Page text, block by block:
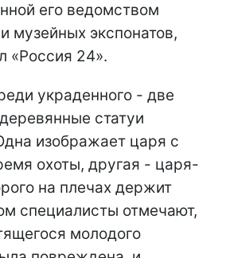
его ведомством
музейных экспонатов,
«Россия 24».
украденного - две
статуи
изображает царя с
охоты, другая - царя-
на плечах держит
специалисты отмечают,
молодого